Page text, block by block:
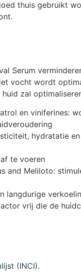
thuis gebruikt
Serum
vocht wordt
zal
en viniferines:
hydratatie en
te voeren
and Meliloto:
langdurige
vrij die de
(INCI).